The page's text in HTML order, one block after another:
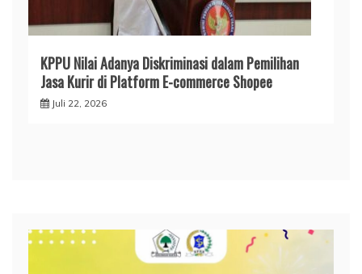
KPPU Nilai Adanya Diskriminasi dalam Pemilihan
Jasa Kurir di Platform E-commerce Shopee
Juli 22, 2026